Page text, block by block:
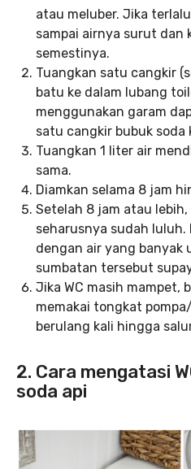
atau meluber. Jika
sampai airnya surut dan
semestinya.
Tuangkan satu cangkir
batu ke dalam lubang
menggunakan garam
satu cangkir bubuk soda
Tuangkan 1 liter air
sama.
Diamkan selama 8 jam
Setelah 8 jam atau
seharusnya sudah
dengan air yang banyak
sumbatan tersebut
Jika WC masih mampet,
memakai tongkat
berulang kali hingga
2. Cara mengatasi
soda api